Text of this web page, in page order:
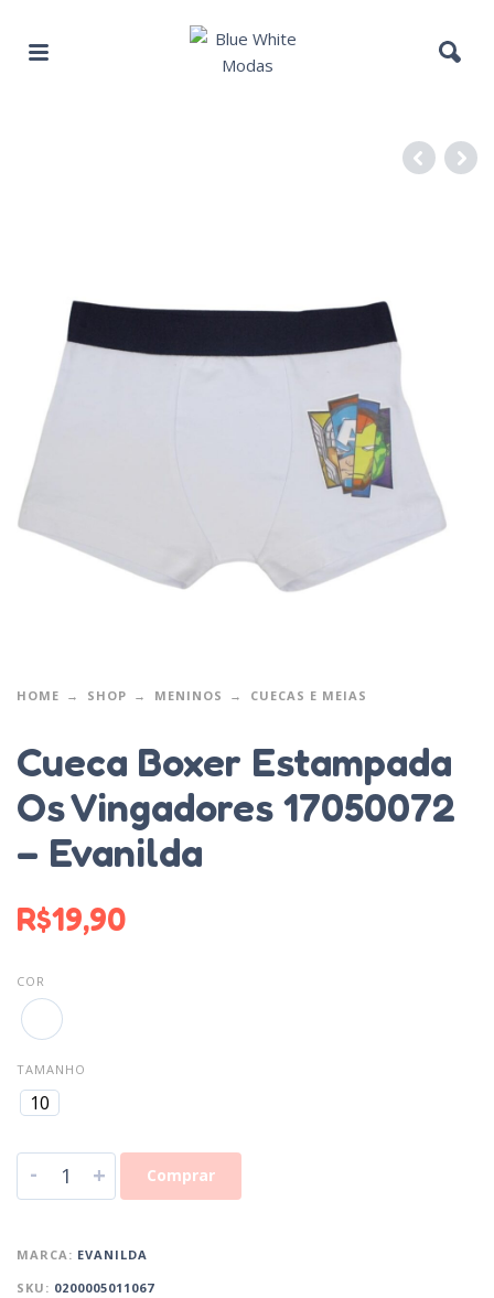
HOME SHOP MENINOS CUECAS E MEIAS
Cueca Boxer Estampada
Os Vingadores 17050072
– Evanilda
R$19,90
COR
TAMANHO
10
- + Comprar
MARCA: EVANILDA
SKU: 0200005011067